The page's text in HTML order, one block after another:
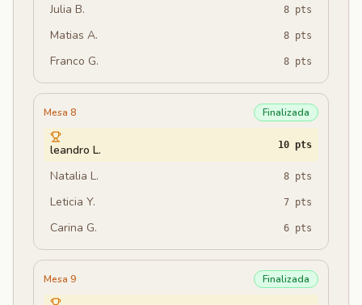
Julia B. 8 pts
Matias A. 8 pts
Franco G. 8 pts
Mesa 8 Finalizada
leandro L. 10 pts
Natalia L. 8 pts
Leticia Y. 7 pts
Carina G. 6 pts
Mesa 9 Finalizada